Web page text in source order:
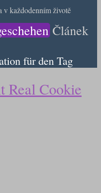
v každodenním životě
Článek
für den Tag
Real Cookie